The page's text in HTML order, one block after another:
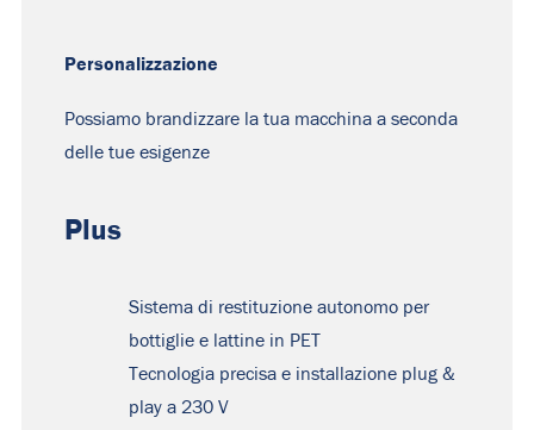
Personalizzazione
Possiamo brandizzare la tua macchina a seconda
delle tue esigenze
Plus
Sistema di restituzione autonomo per
bottiglie e lattine in PET
Tecnologia precisa e installazione plug &
play a 230 V